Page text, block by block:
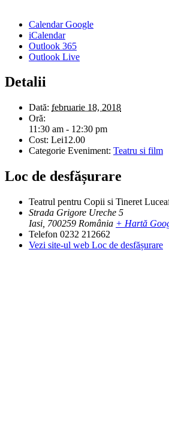
Calendar Google
iCalendar
Outlook 365
Outlook Live
Detalii
Dată: februarie 18, 2018
Oră:
11:30 am - 12:30 pm
Cost: Lei12.00
Categorie Eveniment: Teatru si film
Loc de desfășurare
Teatrul pentru Copii si Tineret
Strada Grigore Ureche 5
Iasi 700259 România + Hartă
Telefon 0232 212662
Vezi site-ul web Loc de desfășurare